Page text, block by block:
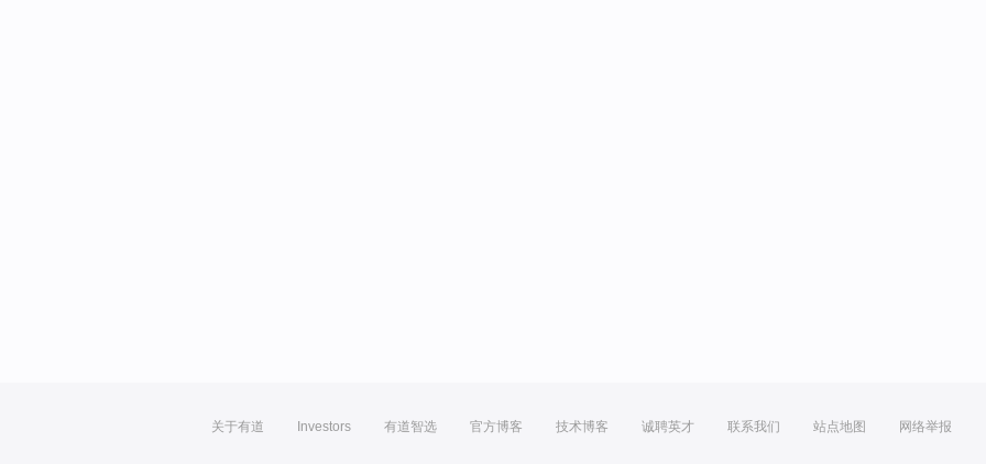
关于有道 Investors 有道智选 官方博客 技术博客 诚聘英才 联系我们 站点地图 网络举报